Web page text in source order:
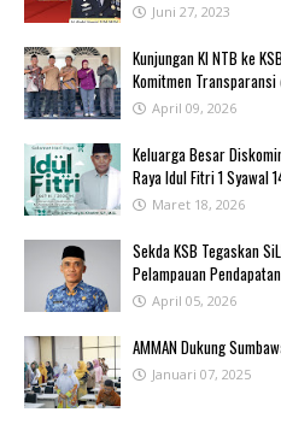
Juni 27, 2023
Kunjungan KI NTB ke
Komitmen
April 09, 2026
Keluarga Besar
Raya Idul Fitri 1 Syawal
Maret 18, 2026
Sekda KSB Tegaskan
Pelampauan Pendapatan
April 05, 2026
AMMAN Dukung
Januari 07, 2025